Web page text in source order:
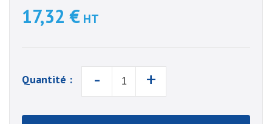
17,32 € HT
Quantité : - +